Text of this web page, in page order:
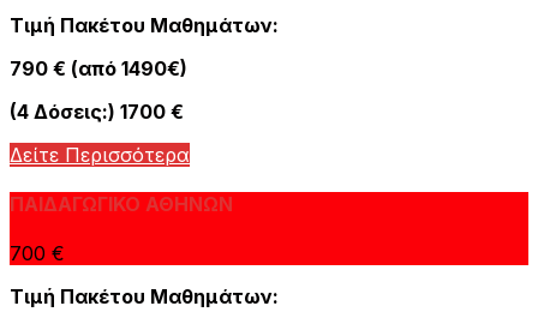
Τιμή Πακέτου Μαθημάτων:
790 € (από 1490€)
(4 Δόσεις:) 1700 €
Δείτε Περισσότερα
ΠΑΙΔΑΓΩΓΙΚΟ ΑΘΗΝΩΝ
700 €
Τιμή Πακέτου Μαθημάτων: